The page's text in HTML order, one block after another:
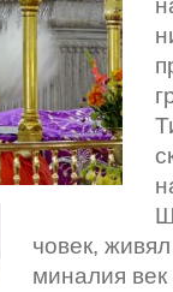
човек,
миналия